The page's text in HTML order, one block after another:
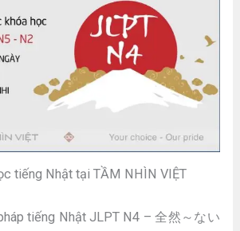
tiếng Nhật tại TẦM NHÌN VIỆT
tiếng Nhật JLPT N4 – 全然～ない